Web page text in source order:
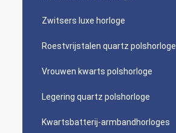
Zwitsers luxe horloge
Roestvrijstalen quartz polshorloge
Vrouwen kwarts polshorloge
Legering quartz polshorloge
Kwartsbatterij-armbandhorloges